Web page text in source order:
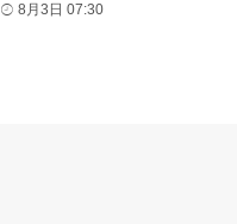
8月3日 07:30